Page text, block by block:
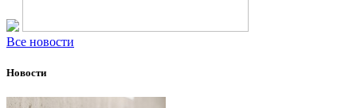
Все новости
Новости